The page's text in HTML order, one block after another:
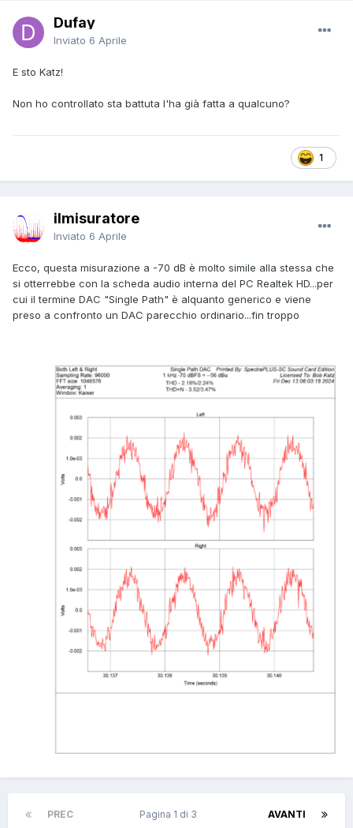
Dufay
Inviato 6 Aprile
E sto Katz!
Non ho controllato sta battuta l'ha già fatta a qualcuno?
1
ilmisuratore
Inviato 6 Aprile
Ecco, questa misurazione a -70 dB è molto simile alla stessa che
si otterrebbe con la scheda audio interna del PC Realtek HD...per
cui il termine DAC "Single Path" è alquanto generico e viene
preso a confronto un DAC parecchio ordinario...fin troppo
PREC AVANTI
Pagina 1 di 3